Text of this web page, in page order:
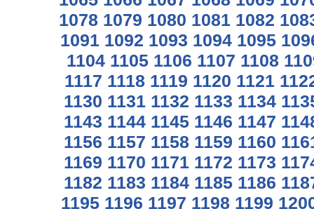
1078 1079 1080 1081 1082
1091 1092 1093 1094 1095
1104 1105 1106 1107 1108
1117 1118 1119 1120 1121
1130 1131 1132 1133 1134
1143 1144 1145 1146 1147
1156 1157 1158 1159 1160
1169 1170 1171 1172 1173
1182 1183 1184 1185 1186
1195 1196 1197 1198 1199